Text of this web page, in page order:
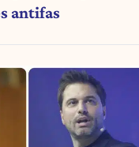
antifas